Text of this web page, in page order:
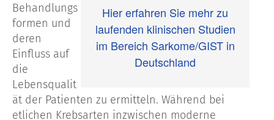
Hier erfahren Sie mehr zu
laufenden klinischen Studien
im Bereich Sarkome/GIST in
Deutschland
Behandlungs
formen und
deren
Einfluss auf
die
Lebensqualit
ät der Patienten zu ermitteln. Während bei
etlichen Krebsarten inzwischen moderne